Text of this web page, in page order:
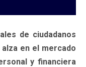
de ciudadanos
en el mercado
y financiera